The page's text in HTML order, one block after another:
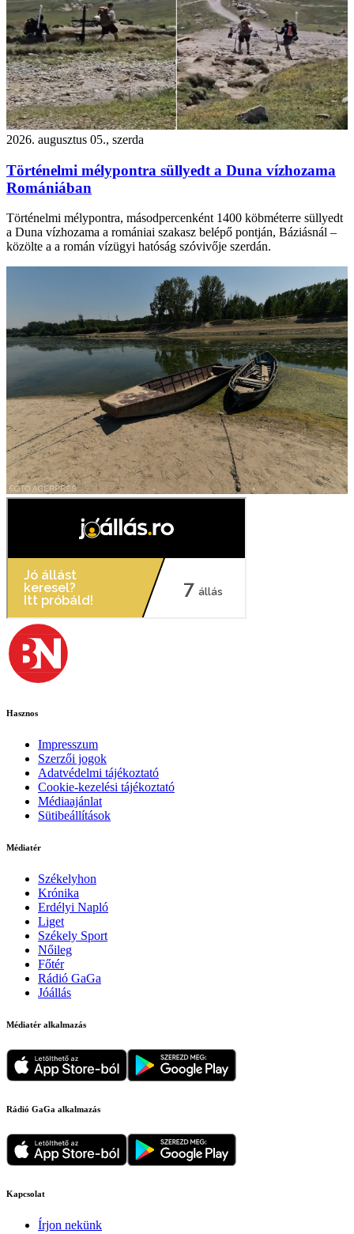
2026. augusztus 05., szerda
Történelmi mélypontra süllyedt a Duna vízhozama
Romániában
Történelmi mélypontra, másodpercenként 1400 köbméterre süllyedt
a Duna vízhozama a romániai szakasz belépő pontján, Báziásnál –
közölte a a román vízügyi hatóság szóvivője szerdán.
Hasznos
Impresszum
Szerzői jogok
Adatvédelmi tájékoztató
Cookie-kezelési tájékoztató
Médiaajánlat
Sütibeállítások
Médiatér
Székelyhon
Krónika
Erdélyi Napló
Liget
Székely Sport
Nőileg
Főtér
Rádió GaGa
Jóállás
Médiatér alkalmazás
Rádió GaGa alkalmazás
Kapcsolat
Írjon nekünk